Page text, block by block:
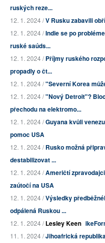
ruských reze...
12. 1. 2024 /V Rusku zabavili
12. 1. 2024 /Indie se po
ruské saúds...
12. 1. 2024 /Příjmy ruského
propadly o čt...
12. 1. 2024 /"Severní Korea
12. 1. 2024 /"Nový Detroit"?
přechodu na elektromo...
12. 1. 2024 /Guyana kvůli
pomoc USA
12. 1. 2024 /Rusko možná
destabilizovat ...
12. 1. 2024 /Američtí
zaútočí na USA
12. 1. 2024 /Výsledky
odpálená Ruskou ...
12. 1. 2024 /Lesley Keen
11. 1. 2024 /Jihoafrická